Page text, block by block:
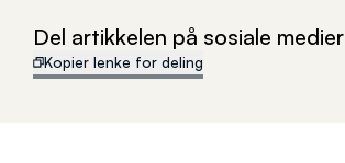
Del artikkelen på sosiale medier
Kopier lenke for deling